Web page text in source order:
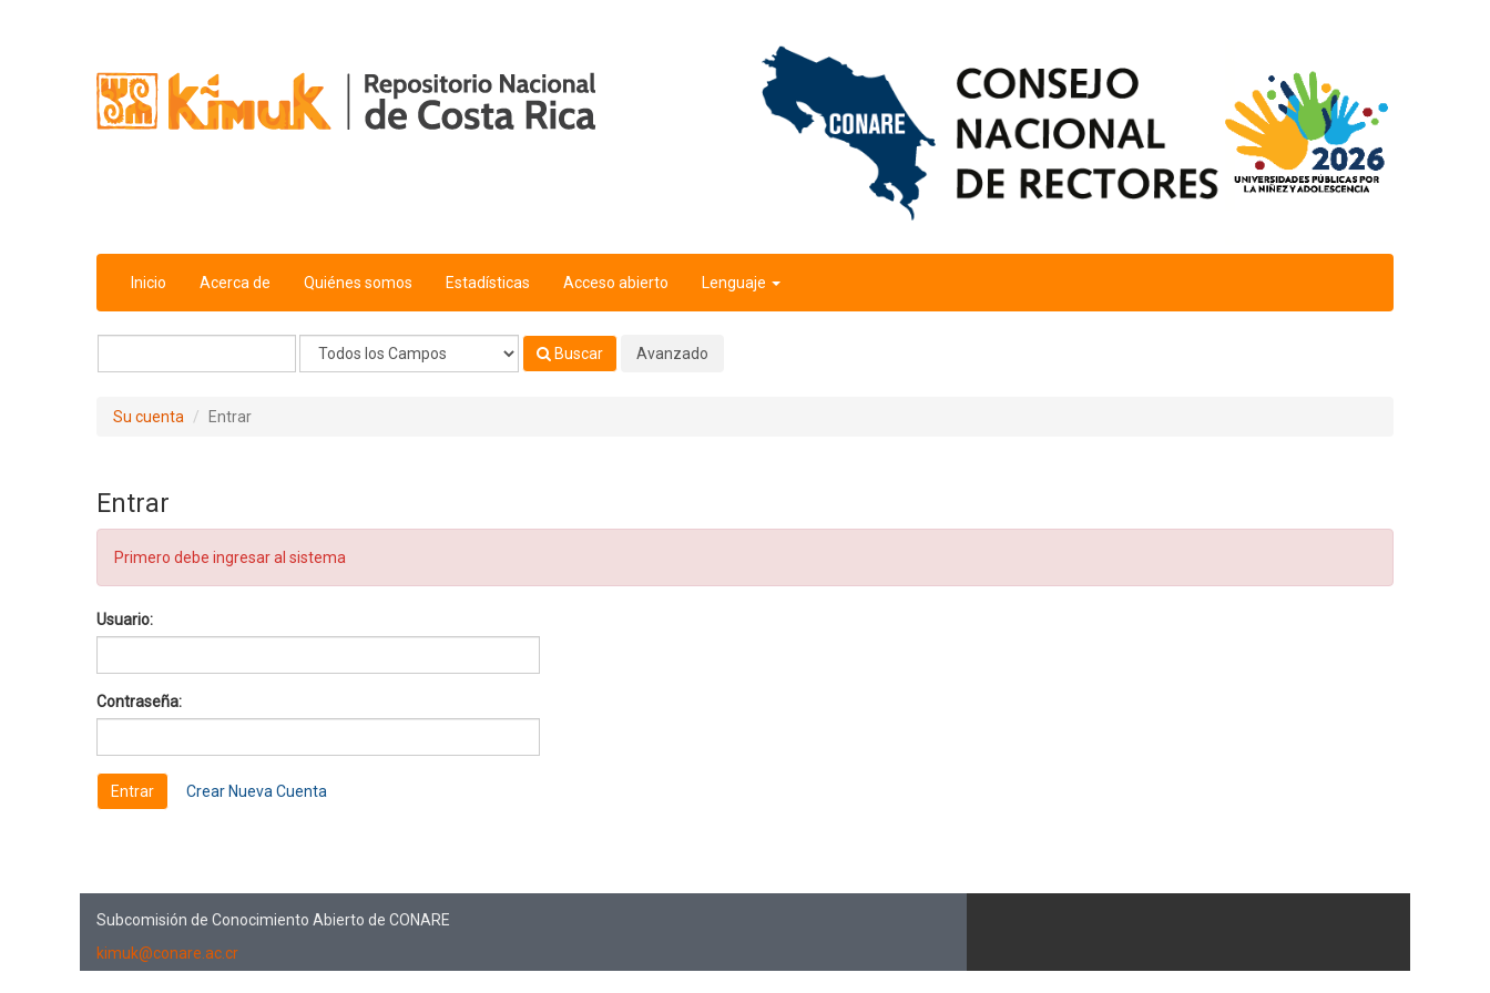
Inicio Acerca de Quiénes somos Estadísticas Acceso abierto Lenguaje
Buscar Avanzado
Su cuenta Entrar
Entrar
Primero debe ingresar al sistema
Usuario:
Contraseña:
Crear Nueva Cuenta
Subcomisión de Conocimiento Abierto de CONARE
kimuk@conare.ac.cr